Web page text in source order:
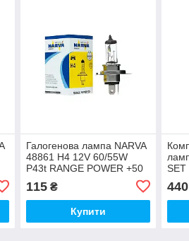
Галогенова лампа NARVA
48861 H4 12V 60/55W
P43t RANGE POWER +50
115₴
Купити
SET
440